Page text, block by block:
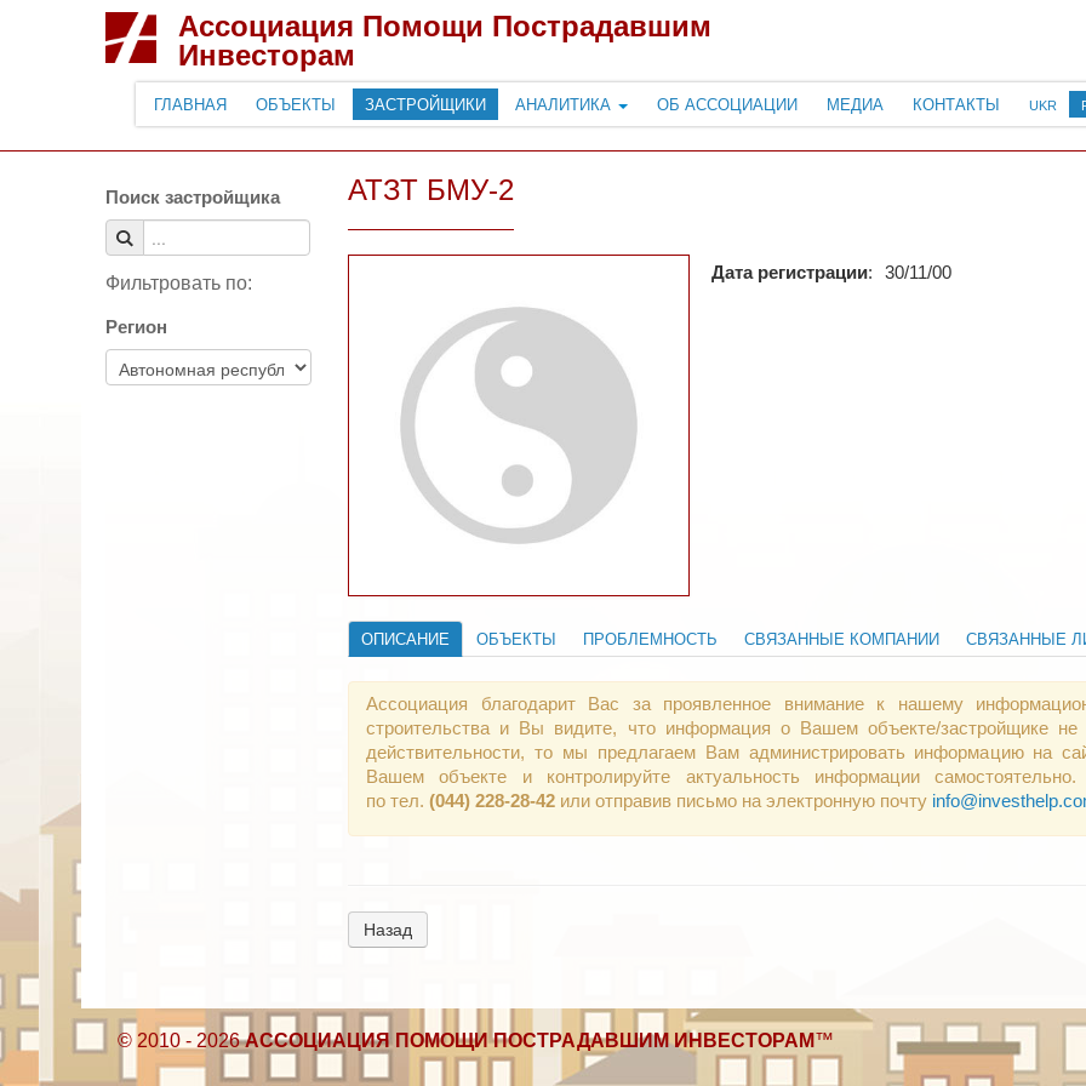
Ассоциация Помощи Пострадавшим
Инвесторам
ГЛАВНАЯ ОБЪЕКТЫ ЗАСТРОЙЩИКИ АНАЛИТИКА ОБ АССОЦИАЦИИ МЕДИА КОНТАКТЫ UKR
Поиск застройщика
Фильтровать по:
Регион
АТЗТ БМУ-2
Дата регистрации: 30/11/00
ОПИСАНИЕ ОБЪЕКТЫ ПРОБЛЕМНОСТЬ СВЯЗАННЫЕ КОМПАНИИ СВЯЗАННЫЕ
Ассоциация благодарит Вас за проявленное внимание к нашему
строительства и Вы видите, что информация о Вашем объекте/застройщике не
действительности, то мы предлагаем Вам администрировать информацию на
Вашем объекте и контролируйте актуальность информации
по тел. (044) 228-28-42 или отправив письмо на электронную почту
Назад
© 2010 - 2026АССОЦИАЦИЯ ПОМОЩИ ПОСТРАДАВШИМ ИНВЕСТОРАМ™